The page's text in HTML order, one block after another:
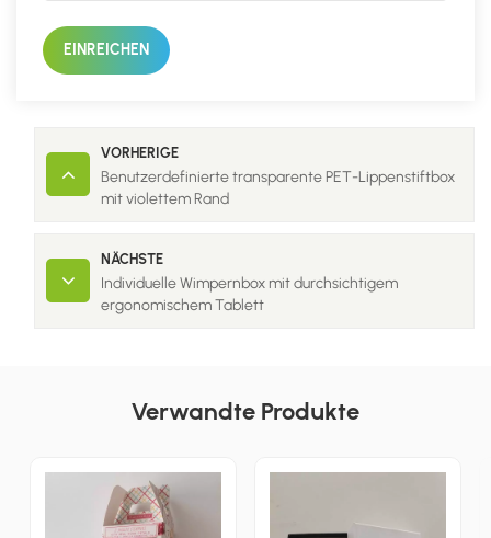
EINREICHEN
VORHERIGE
Benutzerdefinierte transparente PET-Lippenstiftbox
mit violettem Rand
NÄCHSTE
Individuelle Wimpernbox mit durchsichtigem
ergonomischem Tablett
Verwandte Produkte